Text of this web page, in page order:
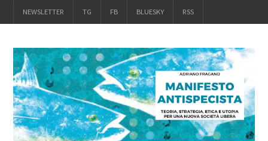
NEWSLETTER TG FB BLUESKY RSS